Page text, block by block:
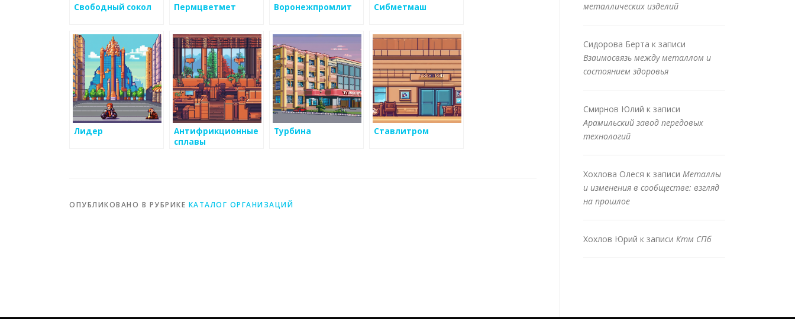
Свободный сокол Пермцветмет Воронежпромлит Сибметмаш
Лидер
Антифрикционные
сплавы
Турбина Ставлитром
ОПУБЛИКОВАНО В РУБРИКЕ КАТАЛОГ ОРГАНИЗАЦИЙ
металлических изделий
Сидорова Берта к записи
Взаимосвязь между металлом и
состоянием здоровья
Смирнов Юлий к записи
Арамильский завод передовых
технологий
Хохлова Олеся к записи Металлы
и изменения в сообществе: взгляд
на прошлое
Хохлов Юрий к записи Ктм СПб